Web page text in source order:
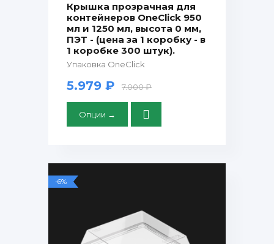
Крышка прозрачная для
контейнеров OneClick 950
мл и 1250 мл, высота 0 мм,
ПЭТ - (цена за 1 коробку - в
1 коробке 300 штук).
Упаковка OneClick
5.979 ₽ 7.000 ₽
Опции →
-6%